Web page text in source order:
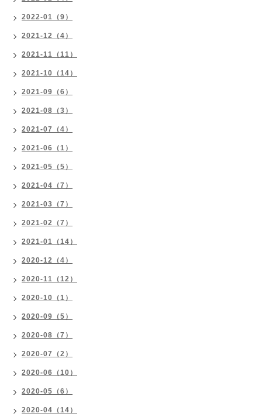
2022-01（9）
2021-12（4）
2021-11（11）
2021-10（14）
2021-09（6）
2021-08（3）
2021-07（4）
2021-06（1）
2021-05（5）
2021-04（7）
2021-03（7）
2021-02（7）
2021-01（14）
2020-12（4）
2020-11（12）
2020-10（1）
2020-09（5）
2020-08（7）
2020-07（2）
2020-06（10）
2020-05（6）
2020-04（14）